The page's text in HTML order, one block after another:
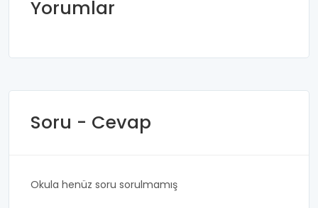
Yorumlar
Soru - Cevap
Okula henüz soru sorulmamış